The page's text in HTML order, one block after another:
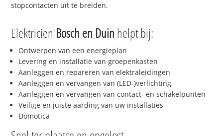
stopcontacten uit te breiden.
Elektricien Bosch en Duin helpt bij:
Ontwerpen van een energieplan
Levering en installatie van groepenkasten
Aanleggen en repareren van elektraleidingen
Aanleggen en vervangen van (LED-)verlichting
Aanleggen en vervangen van contact- en schakelpunten
Veilige en juiste aarding van uw installaties
Domotica